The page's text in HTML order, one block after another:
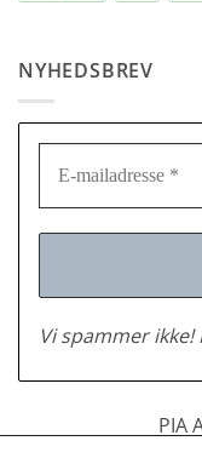
NYHEDSBREV
Vi spammer
PIA